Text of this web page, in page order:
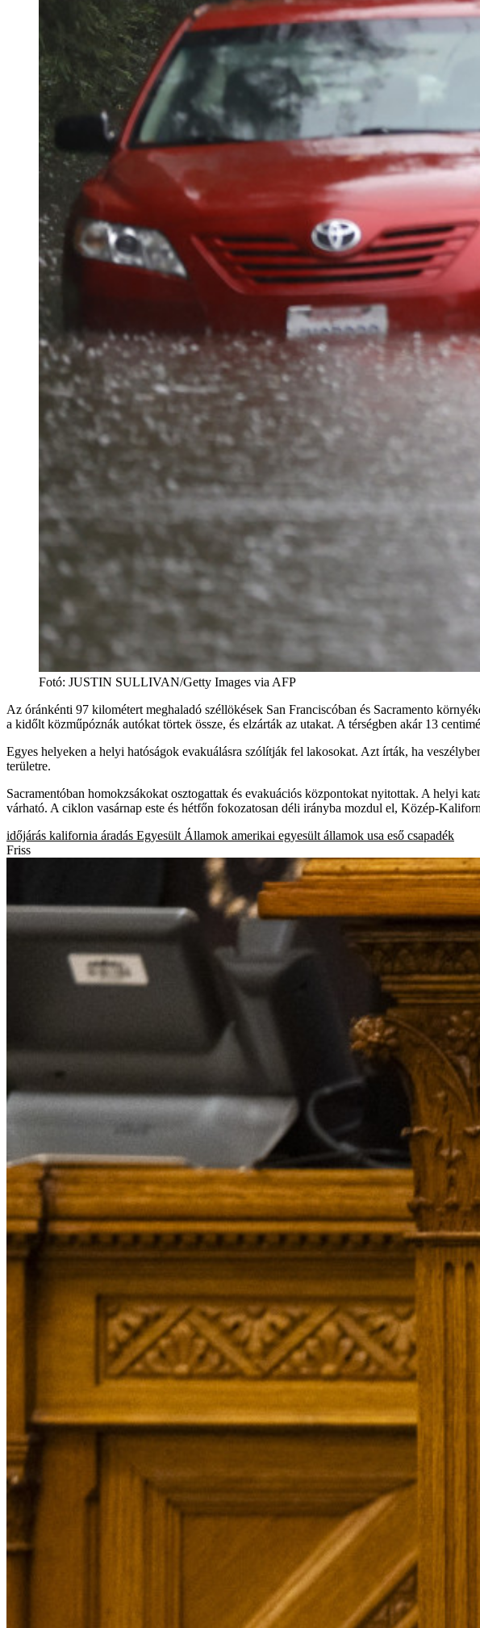
Fotó: JUSTIN SULLIVAN/Getty Images via AFP
Az óránkénti 97 kilométert meghaladó széllökések San Franciscóban és Sacramento
a kidőlt közműpóznák autókat törtek össze, és elzárták az utakat. A térségben akár 13
Egyes helyeken a helyi hatóságok evakuálásra szólítják fel lakosokat. Azt írták, ha
területre.
Sacramentóban homokzsákokat osztogattak és evakuációs központokat nyitottak. A helyi
várható. A ciklon vasárnap este és hétfőn fokozatosan déli irányba mozdul el, Közép-
időjárás kalifornia áradás Egyesült Államok amerikai egyesült államok usa eső csapadék
Friss